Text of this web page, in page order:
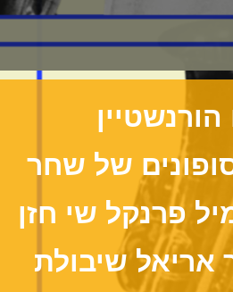
של שחר
פרנקל שי חזן
אריאל שיבולת